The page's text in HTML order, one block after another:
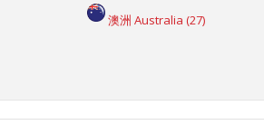
澳洲 Australia (27)